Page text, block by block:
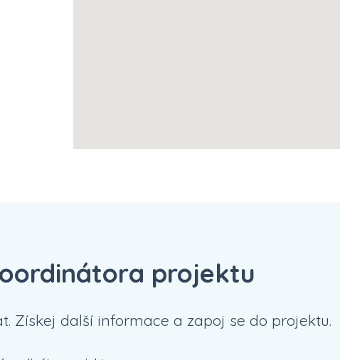
projektu
Získej další informace a zapoj se do projektu.